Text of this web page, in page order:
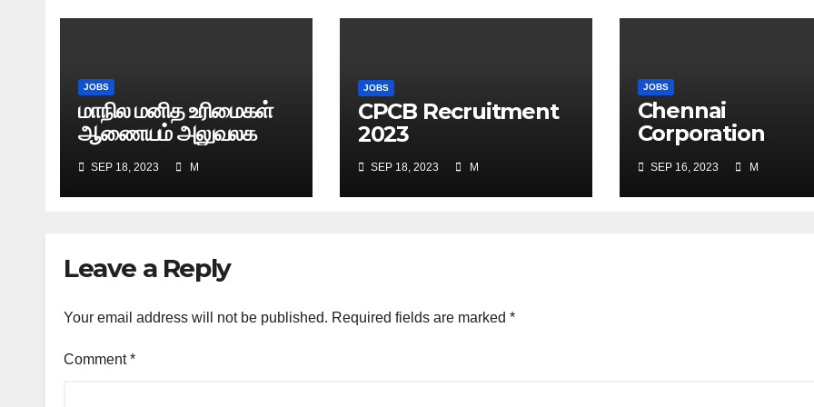
JOBS
மாநில மனித உரிமைகள்
ஆணையம் அலுவலக
உதவியாளர் வேலை |
எழுத்துத் தேர்வு தேதி
அறிவிப்பு..?
SEP 18, 2023 M
JOBS
CPCB Recruitment
2023
SEP 18, 2023 M
JOBS
Chennai
Corporation
Recruitment
SEP 16, 2023 M
Leave a Reply
Your email address will not be published. Required fields are marked *
Comment*